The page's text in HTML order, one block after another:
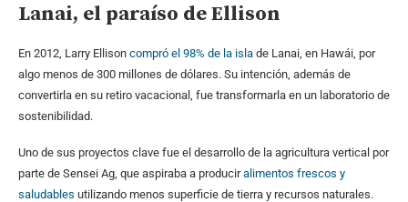
Lanai, el paraíso de Ellison
En 2012, Larry Ellison compró el 98% de la isla de Lanai, en Hawái, por
algo menos de 300 millones de dólares. Su intención, además de
convertirla en su retiro vacacional, fue transformarla en un laboratorio de
sostenibilidad.
Uno de sus proyectos clave fue el desarrollo de la agricultura vertical por
parte de Sensei Ag, que aspiraba a produciralimentos frescos y
saludables utilizando menos superficie de tierra y recursos naturales.